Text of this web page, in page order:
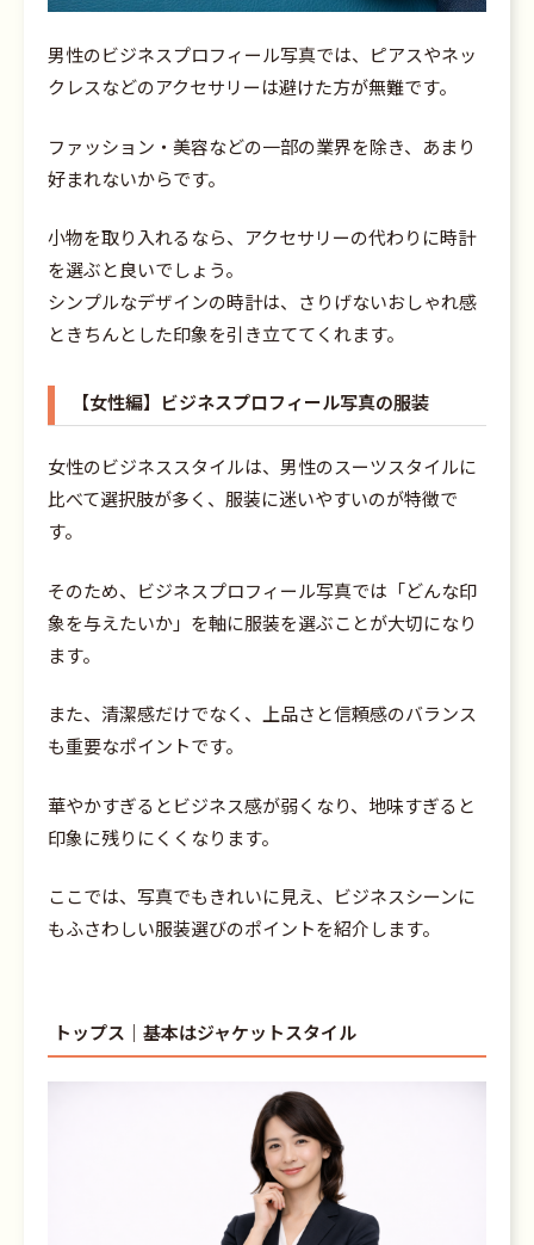
男性のビジネスプロフィール写真では、ピアスやネッ
クレスなどのアクセサリーは避けた方が無難です。
ファッション・美容などの一部の業界を除き、あまり
好まれないからです。
小物を取り入れるなら、アクセサリーの代わりに時計
を選ぶと良いでしょう。
シンプルなデザインの時計は、さりげないおしゃれ感
ときちんとした印象を引き立ててくれます。
【女性編】ビジネスプロフィール写真の服装
女性のビジネススタイルは、男性のスーツスタイルに
比べて選択肢が多く、服装に迷いやすいのが特徴で
す。
そのため、ビジネスプロフィール写真では「どんな印
象を与えたいか」を軸に服装を選ぶことが大切になり
ます。
また、清潔感だけでなく、上品さと信頼感のバランス
も重要なポイントです。
華やかすぎるとビジネス感が弱くなり、地味すぎると
印象に残りにくくなります。
ここでは、写真でもきれいに見え、ビジネスシーンに
もふさわしい服装選びのポイントを紹介します。
トップス｜基本はジャケットスタイル